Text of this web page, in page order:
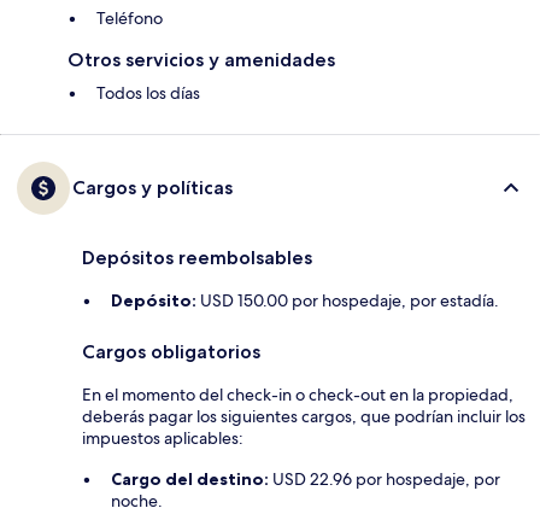
Teléfono
Otros servicios y amenidades
Todos los días
Cargos y políticas
Depósitos reembolsables
Depósito: USD 150.00 por hospedaje, por estadía.
Cargos obligatorios
En el momento del check-in o check-out en la propiedad,
deberás pagar los siguientes cargos, que podrían incluir los
impuestos aplicables:
Cargo del destino: USD 22.96 por hospedaje, por
noche.